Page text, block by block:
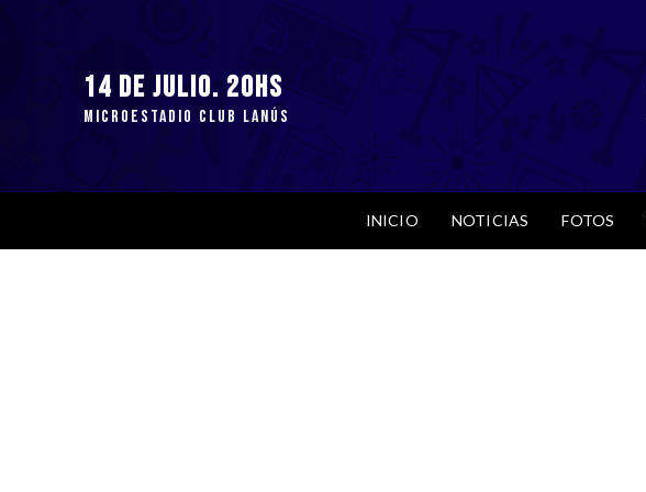
14 DE JULIO. 20hs
MICROESTADIO CLUB LANÚS
INICIO NOTICIAS FOTOS